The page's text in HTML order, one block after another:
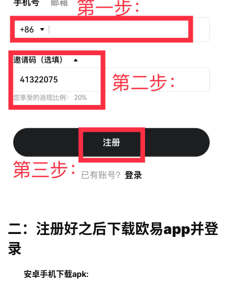
二：注册好之后下载欧易app并登
录
安卓手机下载apk: